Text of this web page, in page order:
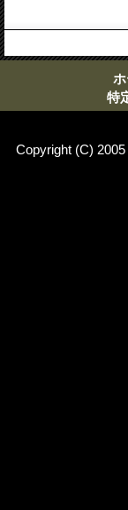
特
Copyright (C)